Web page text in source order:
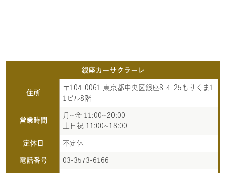
銀座カーサクラーレ
住所
〒104-0061 東京都中央区銀座8-4-25もりくま1
1ビル8階
営業時間
月~金 11:00~20:00
土日祝 11:00~18:00
定休日 不定休
電話番号 03-3573-6166